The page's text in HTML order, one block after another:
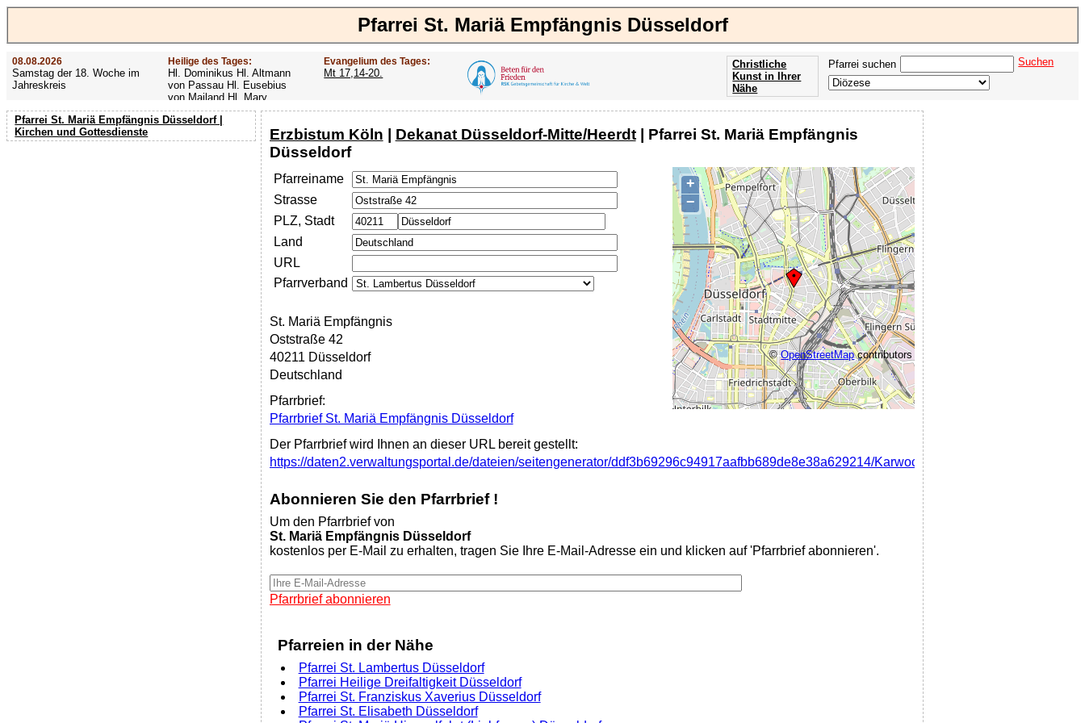
Pfarrei St. Mariä Empfängnis Düsseldorf
08.08.2026
Samstag der 18. Woche im
Jahreskreis
Heilige des Tages:
Hl. Dominikus Hl. Altmann
von Passau Hl. Eusebius
von Mailand Hl. Mary
MacKillop Hl. Cyriakus Hl.
Hildiger Vierzehn heilige
Nothelfer Hl. Famian Hl.
Evangelium des Tages:
Mt 17,14-20.
Pfarrei suchen Suchen
Christliche
Kunst in Ihrer
Nähe
Pfarrei St. Mariä Empfängnis Düsseldorf |
Kirchen und Gottesdienste
Erzbistum Köln | Dekanat Düsseldorf-Mitte/Heerdt| Pfarrei St. Mariä Empfängnis
Düsseldorf
+
−
©OpenStreetMapcontributors
Pfarreiname
Strasse
PLZ, Stadt
Land
URL
Pfarrverband
St. Mariä Empfängnis
Oststraße 42
40211 Düsseldorf
Deutschland
Pfarrbrief:
Pfarrbrief St. Mariä Empfängnis Düsseldorf
Der Pfarrbrief wird Ihnen an dieser URL bereit gestellt:
https://daten2.verwaltungsportal.de/dateien/seitengenerator/ddf3b69296c94917aafbb689de8e38a629214/
Abonnieren Sie den Pfarrbrief !
Um den Pfarrbrief von
St. Mariä Empfängnis Düsseldorf
kostenlos per E-Mail zu erhalten, tragen Sie Ihre E-Mail-Adresse ein und klicken auf 'Pfarrbrief abonnieren'.
Pfarrbrief abonnieren
Pfarreien in der Nähe
Pfarrei St. Lambertus Düsseldorf
Pfarrei Heilige Dreifaltigkeit Düsseldorf
Pfarrei St. Franziskus Xaverius Düsseldorf
Pfarrei St. Elisabeth Düsseldorf